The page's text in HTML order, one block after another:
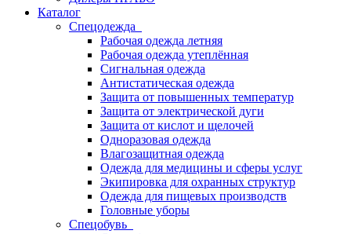
Каталог
Спецодежда
Рабочая одежда летняя
Рабочая одежда утеплённая
Сигнальная одежда
Антистатическая одежда
Защита от повышенных температур
Защита от электрической дуги
Защита от кислот и щелочей
Одноразовая одежда
Влагозащитная одежда
Одежда для медицины и сферы услуг
Экипировка для охранных структур
Одежда для пищевых производств
Головные уборы
Спецобувь